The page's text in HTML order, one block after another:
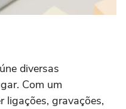
diversas
Com um
ligações, gravações,